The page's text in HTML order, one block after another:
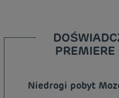
Niedrogi pobyt